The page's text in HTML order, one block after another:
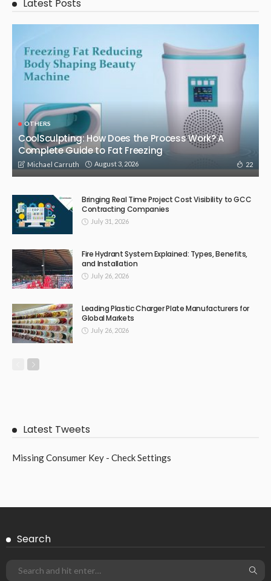
Latest Posts
OTHERS
CoolSculpting: How Does the Process Work? A
Complete Guide to Fat Freezing
Michael Carruth August 3, 2026 22
Bringing Real Time Project Cost Visibility to GCC
Contracting Companies
July 31, 2026
Fire Hydrant System Explained: Types, Benefits,
and Installation
July 26, 2026
Leading Plastic Charger Plate Manufacturers for
Global Markets
July 26, 2026
Latest Tweets
Missing Consumer Key - Check Settings
Search